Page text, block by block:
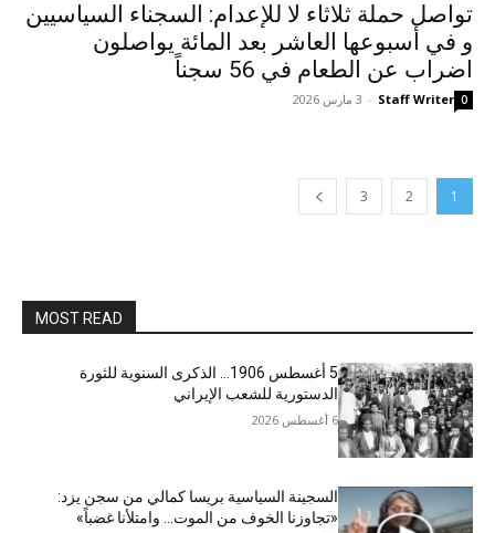
تواصل حملة ثلاثاء لا للإعدام: السجناء السياسيين
و في أسبوعها العاشر بعد المائة یواصلون
اضراب عن الطعام في 56 سجناً
Staff Writer
- 3 مارس 2026 0
1
2
3
MOST READ
5 أغسطس 1906… الذكرى السنوية للثورة
الدستورية للشعب الإيراني
6 أغسطس 2026
السجينة السياسية بريسا كمالي من سجن يزد:
«تجاوزنا الخوف من الموت… وامتلأنا غضباً»